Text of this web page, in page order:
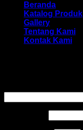
Beranda
Katalog Produk
Gallery
Tentang Kami
Kontak Kami